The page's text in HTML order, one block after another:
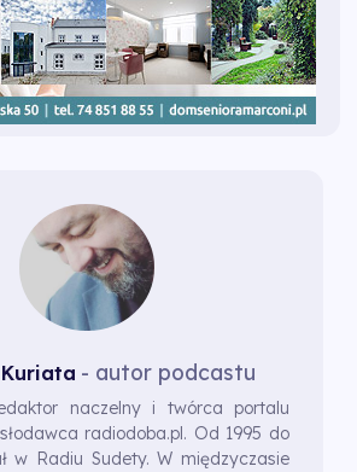
- autor podcastu
naczelny i twórca portalu
radiodoba.pl. Od 1995 do
w Radiu Sudety. W międzyczasie